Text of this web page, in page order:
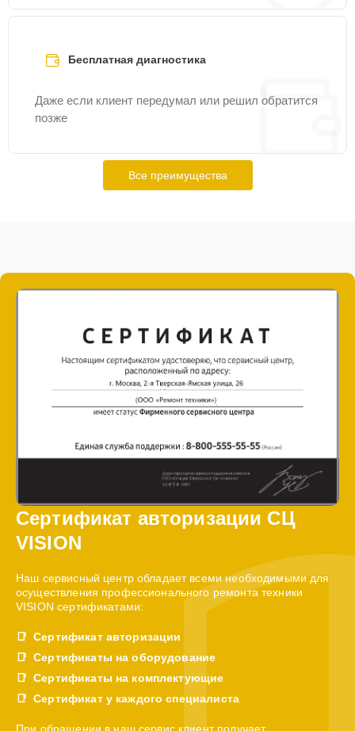
Бесплатная диагностика
Даже если клиент передумал или решил обратится
позже
Все преимущества
Сертификат авторизации СЦ
VISION
Наш сервисный центр обладает всеми необходимыми для
осуществления профессионального ремонта техники
VISION сертификатами:
Сертификат авторизации
Сертификаты на оборудование
Сертификаты на комплектующие
Сертификат у каждого специалиста
При обращении в наш сервис клиент получает